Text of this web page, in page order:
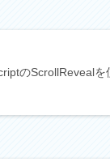
のScrollRevealを